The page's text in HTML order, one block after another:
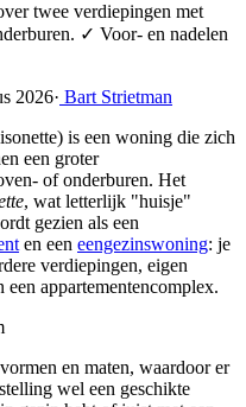
twee verdiepingen met
✓ Voor- en nadelen
2026· Bart Strietman
is een woning die zich
een groter
of onderburen. Het
, wat letterlijk "huisje"
gezien als een
en een eengezinswoning: je
verdiepingen, eigen
appartementencomplex.
en maten, waardoor er
wel een geschikte